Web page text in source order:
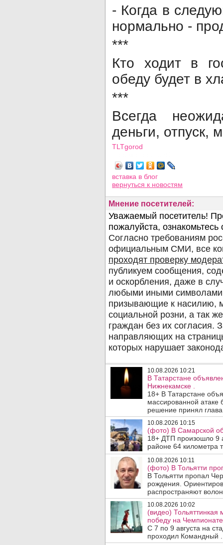
- Когда в
нормально -
***
Кто ходит в
обеду будет в
***
Всегда
деньги, отпуск,
TLTgorod
вставка в блог
вернуться к новостям
Мнение посетителей:
10.08.2026 10:21
В Татарстане
Нижнекамске .
18+ В Татарстане
массированной атаке
решение принял
10.08.2026 10:15
(фото) В Самарской
18+ ДТП произошло 9
районе 64 километра
10.08.2026 10:11
(фото) В Тольятти
В Тольятти пропал
рождения.
распространяют
10.08.2026 10:02
(видео)
победу на
С 7 по 9 августа на
проходил Командный